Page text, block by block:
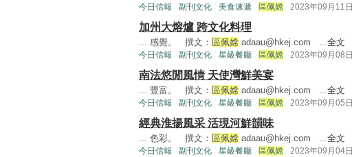
今日信報 副刊文化 美食速遞 區佩嫦 2023年09月11日
加州大熔爐 跨文化料理
... 感覺。 撰文： 區佩嫦 adaau@hkej.com ...全文
今日信報 副刊文化 星級餐廳 區佩嫦 2023年09月08日
南法悠閒風情 天使灣鮮美宴
... 豐富。 撰文： 區佩嫦 adaau@hkej.com ...全文
今日信報 副刊文化 星級餐廳 區佩嫦 2023年09月05日
經典淮揚風采 活現河鮮韻味
... 色彩。 撰文： 區佩嫦 adaau@hkej.com ...全文
今日信報 副刊文化 星級餐廳 區佩嫦 2023年09月04日